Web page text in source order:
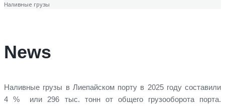
Наливные грузы
News
Наливные грузы в Лиепайском порту в 2025 году составили
4 % или 296 тыс. тонн от общего грузооборота порта.